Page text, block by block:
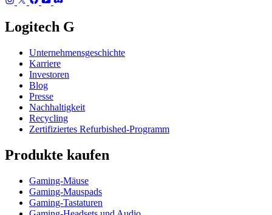
Logitech G
Unternehmensgeschichte
Karriere
Investoren
Blog
Presse
Nachhaltigkeit
Recycling
Zertifiziertes Refurbished-Programm
Produkte kaufen
Gaming-Mäuse
Gaming-Mauspads
Gaming-Tastaturen